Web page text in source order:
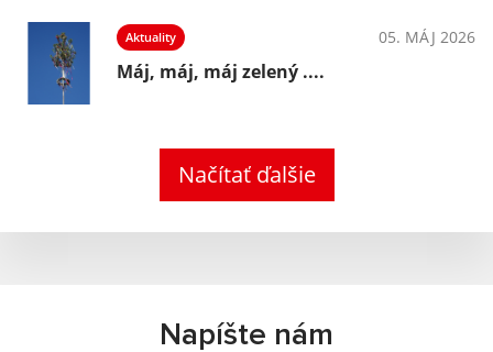
Aktuality 05. MÁJ 2026
Máj, máj, máj zelený ....
Načítať ďalšie
Napíšte nám